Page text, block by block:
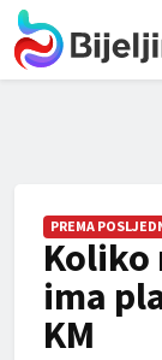
PREMA
Koliko
ima
KM